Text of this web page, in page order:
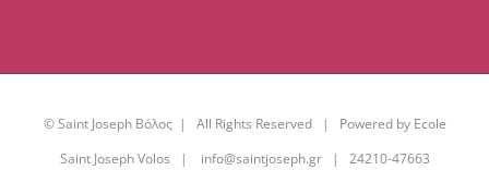
© Saint Joseph Βόλος | All Rights Reserved | Powered by Ecole
Saint Joseph Volos | info@saintjoseph.gr| 24210-47663